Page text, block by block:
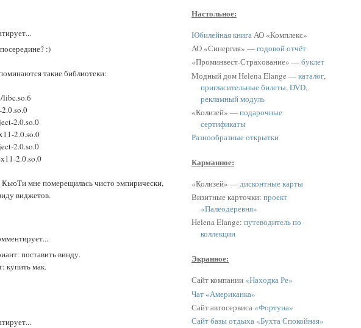
:)
такие библиотеки:
2.0.so.0
2.0.so.0
2.0.so.0
2.0.so.0
мне померещилась чисто эмпирически,
виджетов.
поставить винду.
купить мак.
Настольное:
Юбилейная книгаАО «Комплекс»
АО «Синергия» —годовой отчёт
«Проминвест-Страхование» —буклет
Модный дом Helena Elange —каталог,
пригласительные билеты,DVD,
рекламный модуль
«Колизей» —подарочные
сертификаты
Разнообразные открытки
Карманное:
«Колизей» —дисконтные карты
Визитные карточки: проект
«Палеодеревня»
Helena Elange: путеводитель по
коллекции
Экранное:
Сайт компании «Находка Ре»
Чат «Американка»
Сайт автосервиса «Фортуна»
Сайт базы отдыха «Бухта Спокойная»